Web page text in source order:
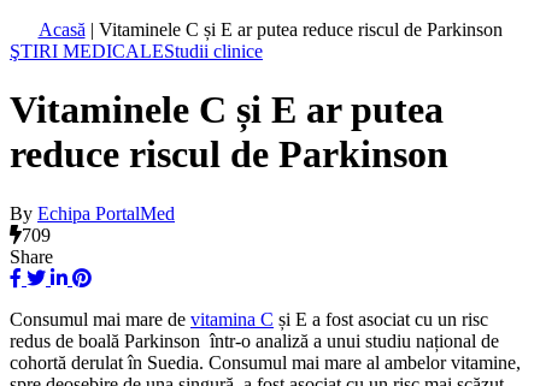
Acasă | Vitaminele C și E ar putea reduce riscul de Parkinson
ŞTIRI MEDICALEStudii clinice
Vitaminele C și E ar putea
reduce riscul de Parkinson
By Echipa PortalMed
709
Share
Consumul mai mare de vitamina C și E a fost asociat cu un risc
redus de boală Parkinson într-o analiză a unui studiu național de
cohortă derulat în Suedia. Consumul mai mare al ambelor vitamine,